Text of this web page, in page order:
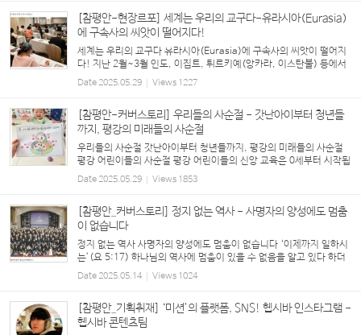
[참평안-현장르포] 세계는 우리의 교구다-유라시아(Eurasia)
에 구속사의 씨앗이 떨어지다!
세계는 우리의 교구다 유라시아(Eurasia)에 구속사의 씨앗이 떨어지
다! 지난 2월~3월 인도, 이집트, 튀르키예(앙카라, 이스탄불) 등에서
잇따라 <구속사 세미나>가 열렸다. 우선 튀르키예 구속사 세미나는 20
24년도 이스탄불(Istanbul)을 시작으로 서부...
Date2025.05.29 Views 1227
[참평안-커버스토리] 우리들의 사순절 - 갓난아이부터 청년들
까지, 평강의 미래들의 사순절
우리들의 사순절 갓난아이부터 청년들까지, 평강의 미래들의 사순절
평강 어린이들의 사순절 평강 어린이들의 신앙 교육은 0세부터 시작됩
니다. 사무엘 교회학교는 어린이들의 성장 발달에 맞춘 세밀한 신앙 교
육을 위해 노력하고 있는데, 이번 사순...
Date2025.05.29 Views 1853
[참평안_커버스토리] 정지 없는 역사 - 사명자의 양성에도 멈춤
이 없습니다
정지 없는 역사 사명자의 양성에도 멈춤이 없습니다 ‘이제까지 일하시
는’(요 5:17) 하나님의 역사에 멈춤이 있을 수 없음을 알고 있다 하더
라도 참으로 ‘정지 없는’ 그 역사를 확인하게 될 때마다 경이로움을 느
끼지 않을 수 없다. 교회 안팎의 많은 어려...
Date2025.05.14 Views 1024
[참평안_기획취재] ‘미션’의 플랫폼, SNS! 헵시바 인스타그램 -
헵시바 콘텐츠팀